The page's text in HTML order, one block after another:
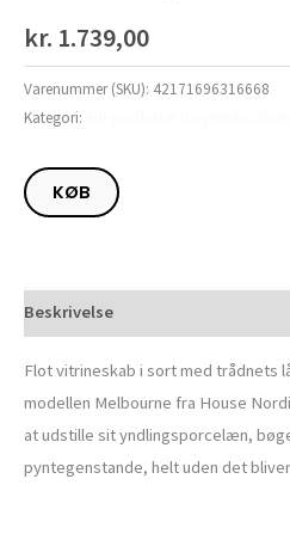
kr. 1.739,00
Varenummer (SKU): 42171696316668
Kategori:
KØB
Beskrivelse
Flot vitrineskab i sort med trådnets
modellen Melbourne fra House
at udstille sit yndlingsporcelæn,
pyntegenstande, helt uden det